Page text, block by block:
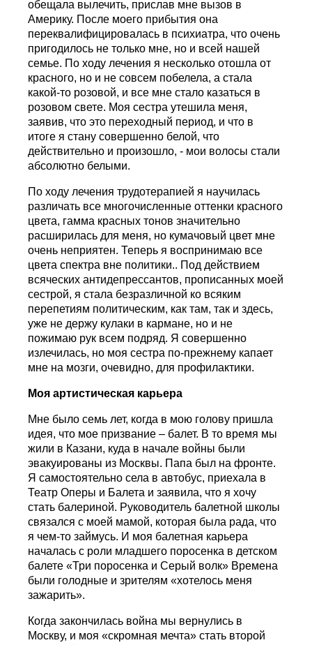
обещала вылечить, прислав мне вызов в
Америку. После моего прибытия она
переквалифицировалась в психиатра, что очень
пригодилось не только мне, но и всей нашей
семье. По ходу лечения я несколько отошла от
красного, но и не совсем побелела, а стала
какой-то розовой, и все мне стало казаться в
розовом свете. Моя сестра утешила меня,
заявив, что это переходный период, и что в
итоге я стану совершенно белой, что
действительно и произошло, - мои волосы стали
абсолютно белыми.
По ходу лечения трудотерапией я научилась
различать все многочисленные оттенки красного
цвета, гамма красных тонов значительно
расширилась для меня, но кумачовый цвет мне
очень неприятен. Теперь я воспринимаю все
цвета спектра вне политики.. Под действием
всяческих антидепрессантов, прописанных моей
сестрой, я стала безразличной ко всяким
перепетиям политическим, как там, так и здесь,
уже не держу кулаки в кармане, но и не
пожимаю рук всем подряд. Я совершенно
излечилась, но моя сестра по-прежнему капает
мне на мозги, очевидно, для профилактики.
Моя артистическая карьера
Мне было семь лет, когда в мою голову пришла
идея, что мое призвание – балет. В то время мы
жили в Казани, куда в начале войны были
эвакуированы из Москвы. Папа был на фронте.
Я самостоятельно села в автобус, приехала в
Театр Оперы и Балета и заявила, что я хочу
стать балериной. Руководитель балетной школы
связался с моей мамой, которая была рада, что
я чем-то займусь. И моя балетная карьера
началась с роли младшего поросенка в детском
балете «Три поросенка и Серый волк» Времена
были голодные и зрителям «хотелось меня
зажарить».
Когда закончилась война мы вернулись в
Москву, и моя «скромная мечта» стать второй